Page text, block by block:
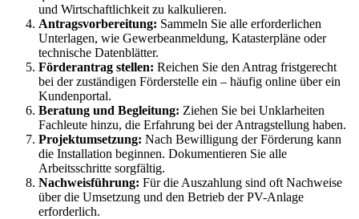
und Wirtschaftlichkeit zu kalkulieren.
Antragsvorbereitung: Sammeln Sie alle erforderlichen
Unterlagen, wie Gewerbeanmeldung, Katasterpläne oder
technische Datenblätter.
Förderantrag stellen: Reichen Sie den Antrag fristgerecht
bei der zuständigen Förderstelle ein – häufig online über ein
Kundenportal.
Beratung und Begleitung: Ziehen Sie bei Unklarheiten
Fachleute hinzu, die Erfahrung bei der Antragstellung haben.
Projektumsetzung: Nach Bewilligung der Förderung kann
die Installation beginnen. Dokumentieren Sie alle
Arbeitsschritte sorgfältig.
Nachweisführung: Für die Auszahlung sind oft Nachweise
über die Umsetzung und den Betrieb der PV-Anlage
erforderlich.